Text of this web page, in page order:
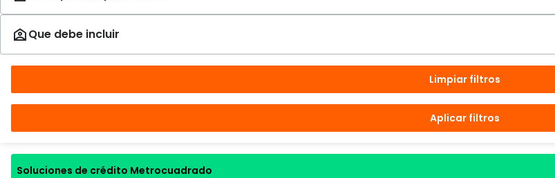
Limpiar filtros
Aplicar filtros
Soluciones de crédito Metrocuadrado